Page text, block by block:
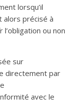
lorsqu’il
alors précisé à
ou non
sur
directement par
avec le